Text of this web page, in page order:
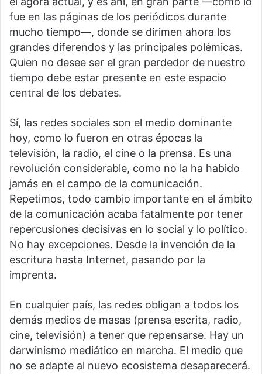
fue en las páginas de los periódicos durante
mucho tiempo—, donde se dirimen ahora los
grandes diferendos y las principales polémicas.
Quien no desee ser el gran perdedor de nuestro
tiempo debe estar presente en este espacio
central de los debates.
Sí, las redes sociales son el medio dominante
hoy, como lo fueron en otras épocas la
televisión, la radio, el cine o la prensa. Es una
revolución considerable, como no la ha habido
jamás en el campo de la comunicación.
Repetimos, todo cambio importante en el ámbito
de la comunicación acaba fatalmente por tener
repercusiones decisivas en lo social y lo político.
No hay excepciones. Desde la invención de la
escritura hasta Internet, pasando por la
imprenta.
En cualquier país, las redes obligan a todos los
demás medios de masas (prensa escrita, radio,
cine, televisión) a tener que repensarse. Hay un
darwinismo mediático en marcha. El medio que
no se adapte al nuevo ecosistema desaparecerá.